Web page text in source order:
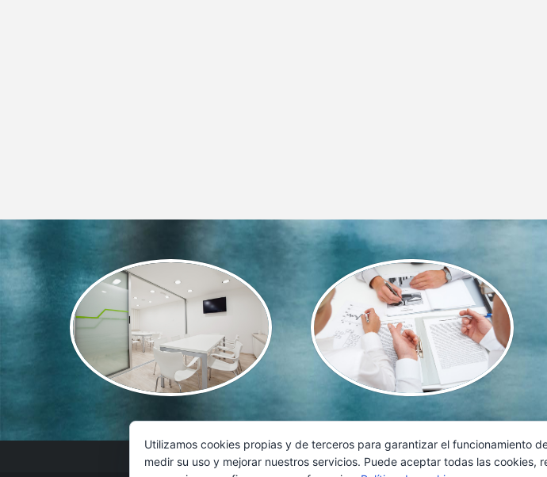
Utilizamos cookies propias y de terceros para garantizar el funcionamiento
medir su uso y mejorar nuestros servicios. Puede aceptar todas las cookies,